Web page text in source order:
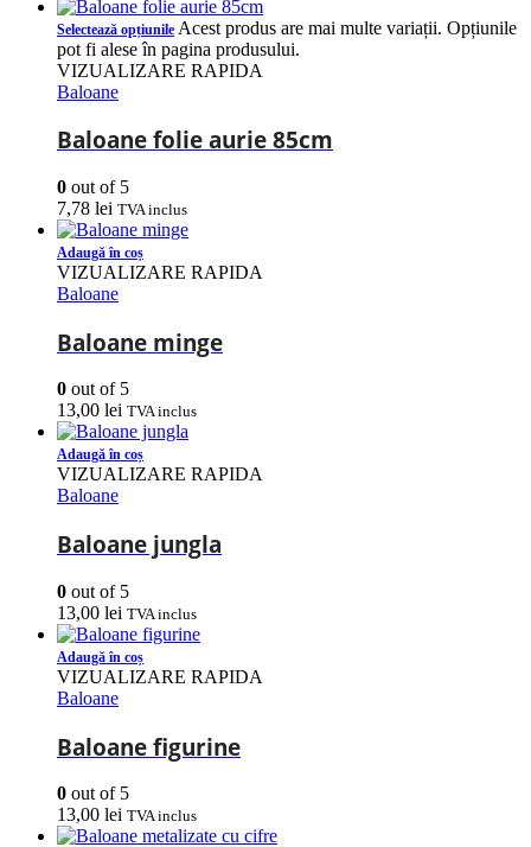
Selectează opțiunile Acest produs are mai multe variații. Opțiunile
pot fi alese în pagina produsului.
VIZUALIZARE RAPIDA
Baloane
Baloane folie aurie 85cm
0 out of 5
7,78 lei TVA inclus
Adaugă în coș
VIZUALIZARE RAPIDA
Baloane
Baloane minge
0 out of 5
13,00 lei TVA inclus
Adaugă în coș
VIZUALIZARE RAPIDA
Baloane
Baloane jungla
0 out of 5
13,00 lei TVA inclus
Adaugă în coș
VIZUALIZARE RAPIDA
Baloane
Baloane figurine
0 out of 5
13,00 lei TVA inclus